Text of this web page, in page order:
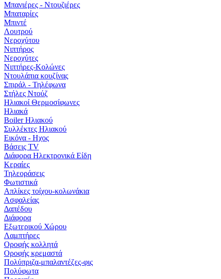
Μπανιέρες - Ντουζιέρες
Μπαταρίες
Μπιντέ
Λουτρού
Νεροχύτου
Νιπτήρος
Νεροχύτες
Νιπτήρες-Κολώνες
Ντουλάπια κουζίνας
Σπιράλ - Τηλέφωνα
Στήλες Ντούζ
Ηλιακοί Θερμοσίφωνες
Ηλιακά
Boiler Ηλιακού
Συλλέκτες Ηλιακού
Εικόνα - Ηχος
Βάσεις TV
Διάφορα Ηλεκτρονικά Είδη
Κεραίες
Τηλεοράσεις
Φωτιστικά
Απλίκες τοίχου-κολωνάκια
Ασφαλείας
Δαπέδου
Διάφορα
Εξωτερικού Χώρου
Λαμπτήρες
Οροφής κολλητά
Οροφής κρεμαστά
Πολύπριζα-μπαλαντέζες-φις
Πολύφωτα